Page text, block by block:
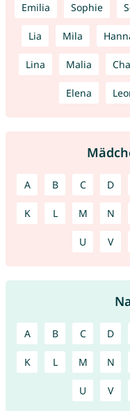
Emilia Sophie
Lia Mila
Lina Malia
Elena
A B C D
K L M N
U V
A B C D
K L M N
U V